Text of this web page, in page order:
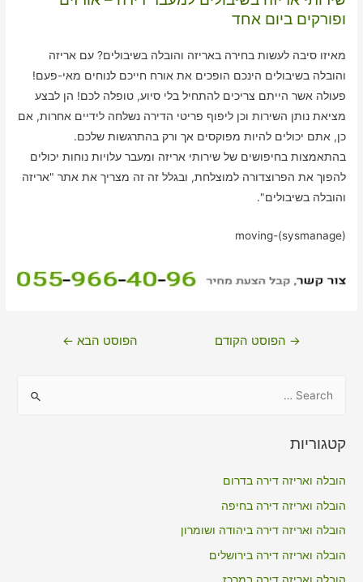
ופורקים ביום אחד
מאיזו סיבה לעשות בחירה באריזה והובלה בשיבולים? עם אריזה
והובלה בשיבולים הינכם הופכים את אורח חייכם לנוחים מאי-פעם!
פעולה אשר הייתם צריכים להתחיל בלי סיוע, טופלה לכם! הן לבצע
מציאת נותן השירות וכן ליפוף פריטי הדירה נשלחה לידיים אחרות, אם
כן, אתם יכולים להיות מפוקסים אך ורק בהתרגשות שלכם.
בהתאמצות בחיפושים של שירותי אריזה ומעבר עלויות נוחות יכולים
להפוך את הפרוצדורה למוצלחת, ובגלל זה זה מצריך את אתר "אריזה
והובלה בשיבולים".
moving-(sysmanage)
ניווט→ הפוסט הקודם הפוסט הבא ←
r
o
r
קטגוריות
הובלה ואריזה דירה בדרום
הובלה ואריזה דירה בחיפה
הובלה ואריזה דירה ביהודה ושומרון
הובלה ואריזה דירה בירושלים